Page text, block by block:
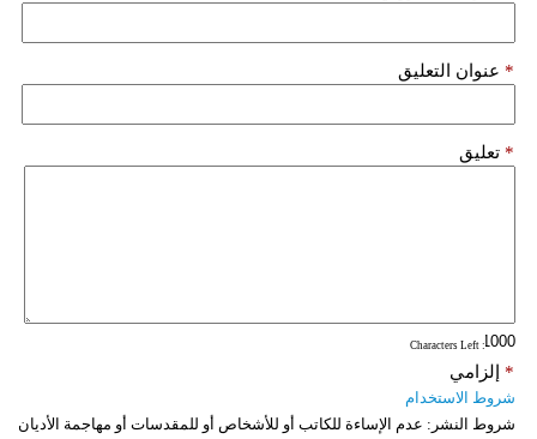
عنوان التعليق *
تعليق *
: Characters Left
إلزامي *
شروط الاستخدام
شروط النشر: عدم الإساءة للكاتب أو للأشخاص أو للمقدسات أو مهاجمة الأديان